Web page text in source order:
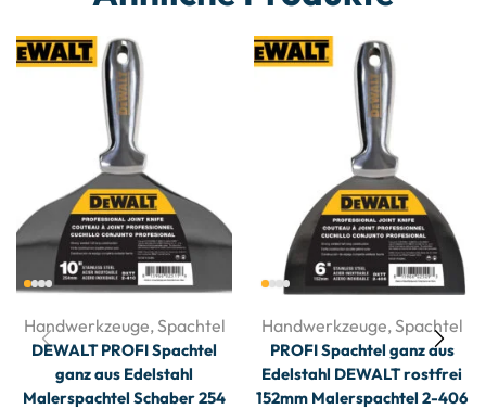
Handwerkzeuge, Spachtel
DEWALT PROFI Spachtel
ganz aus Edelstahl
Malerspachtel Schaber 254
Handwerkzeuge, Spachtel
PROFI Spachtel ganz aus
Edelstahl DEWALT rostfrei
152mm Malerspachtel 2-406